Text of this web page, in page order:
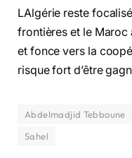
LAlgérie reste
frontières et le Maroc
et fonce vers la
risque fort d’être
Abdelmadjid Tebboune
Sahel